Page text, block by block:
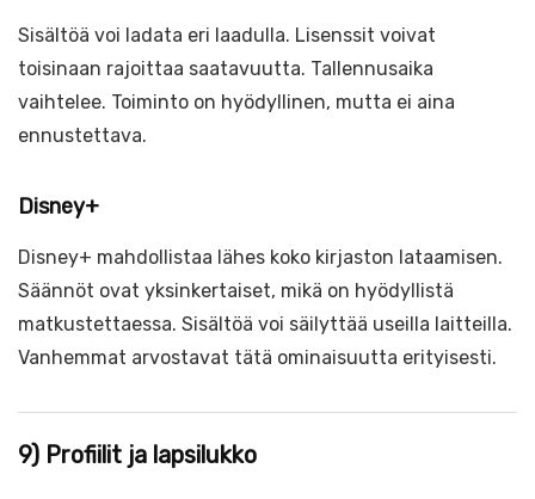
Sisältöä voi ladata eri laadulla. Lisenssit voivat
toisinaan rajoittaa saatavuutta. Tallennusaika
vaihtelee. Toiminto on hyödyllinen, mutta ei aina
ennustettava.
Disney+
Disney+ mahdollistaa lähes koko kirjaston lataamisen.
Säännöt ovat yksinkertaiset, mikä on hyödyllistä
matkustettaessa. Sisältöä voi säilyttää useilla laitteilla.
Vanhemmat arvostavat tätä ominaisuutta erityisesti.
9) Profiilit ja lapsilukko